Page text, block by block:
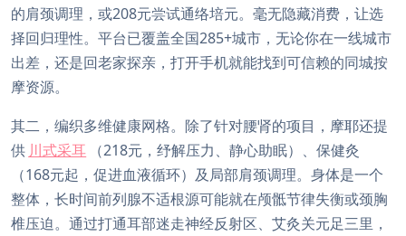
的肩颈调理，或208元尝试通络培元。毫无隐藏消费，让选
择回归理性。平台已覆盖全国285+城市，无论你在一线城市
出差，还是回老家探亲，打开手机就能找到可信赖的同城按
摩资源。
其二，编织多维健康网格。除了针对腰肾的项目，摩耶还提
供 川式采耳 （218元，纾解压力、静心助眠）、保健灸
（168元起，促进血液循环）及局部肩颈调理。身体是一个
整体，长时间前列腺不适根源可能就在颅骶节律失衡或颈胸
椎压迫。通过打通耳部迷走神经反射区、艾灸关元足三里，